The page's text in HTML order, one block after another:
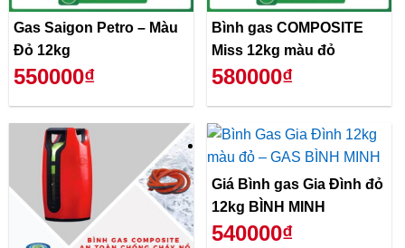
Gas Saigon Petro – Màu
Đỏ 12kg
550000₫
Bình gas COMPOSITE
Miss 12kg màu đỏ
580000₫
Giá Bình gas Gia Đình đỏ
12kg BÌNH MINH
540000₫